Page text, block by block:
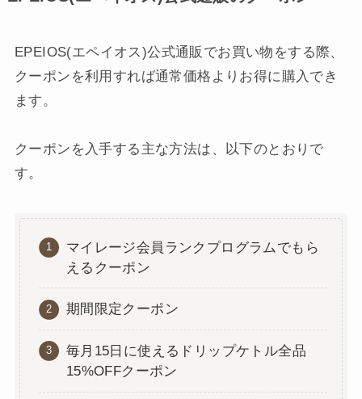
EPEIOS(エペイオス)公式通販でお買い物をする際、
クーポンを利用すれば通常価格よりお得に購入でき
ます。
クーポンを入手する主な方法は、以下のとおりで
す。
マイレージ会員ランクプログラムでもら
えるクーポン
期間限定クーポン
毎月15日に使えるドリップケトル全品
15%OFFクーポン